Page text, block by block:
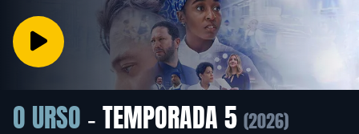
O URSO - TEMPORADA 5 (2026)